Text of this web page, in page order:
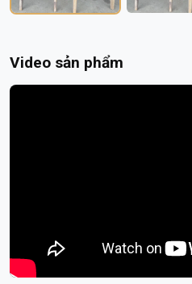
Video sản phẩm